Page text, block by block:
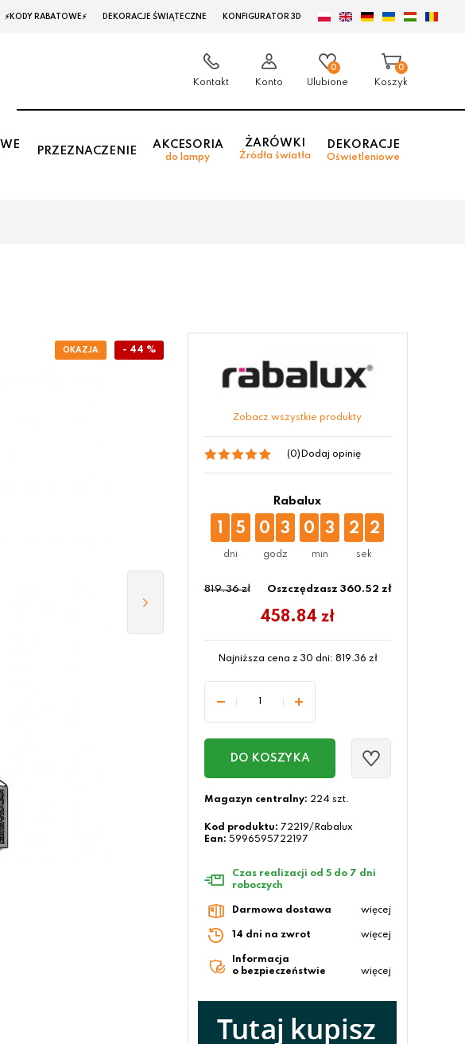
⚡KODY RABATOWE⚡ DEKORACJE ŚWIĄTECZNE KONFIGURATOR 3D
Kontakt Konto
0
Ulubione
0
Koszyk
PRZEZNACZENIE
AKCESORIA
do lampy
ŻARÓWKI
Źródła światła
DEKORACJE
Oświetleniowe
- 44 %
Zobacz wszystkie produkty
(0) Dodaj opinię
Rabalux
1 5 0 3 0 3 2 1
819.36 zł Oszczędzasz 360.52 zł
458.84 zł
Najniższa cena z 30 dni: 819.36 zł
DO KOSZYKA
Magazyn centralny: 224 szt.
Kod produktu: 72219/Rabalux
Ean: 5996595722197
Czas realizacji od 5 do 7 dni
roboczych
Darmowa dostawa więcej
14 dni na zwrot więcej
Informacja
o bezpieczeństwie
więcej